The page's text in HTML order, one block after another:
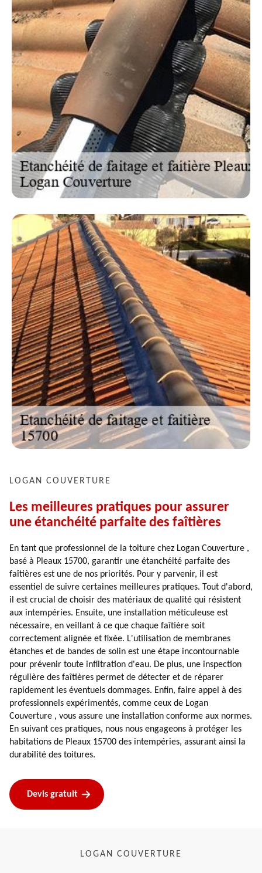
LOGAN COUVERTURE
Les meilleures pratiques pour assurer
une étanchéité parfaite des faîtières
En tant que professionnel de la toiture chez Logan Couverture ,
basé à Pleaux 15700, garantir une étanchéité parfaite des
faîtières est une de nos priorités. Pour y parvenir, il est
essentiel de suivre certaines meilleures pratiques. Tout d'abord,
il est crucial de choisir des matériaux de qualité qui résistent
aux intempéries. Ensuite, une installation méticuleuse est
nécessaire, en veillant à ce que chaque faîtière soit
correctement alignée et fixée. L'utilisation de membranes
étanches et de bandes de solin est une étape incontournable
pour prévenir toute infiltration d'eau. De plus, une inspection
régulière des faîtières permet de détecter et de réparer
rapidement les éventuels dommages. Enfin, faire appel à des
professionnels expérimentés, comme ceux de Logan
Couverture , vous assure une installation conforme aux normes.
En suivant ces pratiques, nous nous engageons à protéger les
habitations de Pleaux 15700 des intempéries, assurant ainsi la
durabilité des toitures.
Devis gratuit
LOGAN COUVERTURE